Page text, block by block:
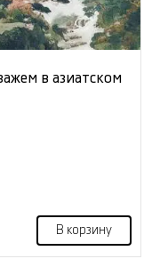
в азиатском
В корзину